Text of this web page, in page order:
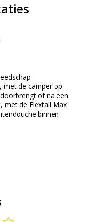
met de camper op
of na een
met de Flextail Max
binnen